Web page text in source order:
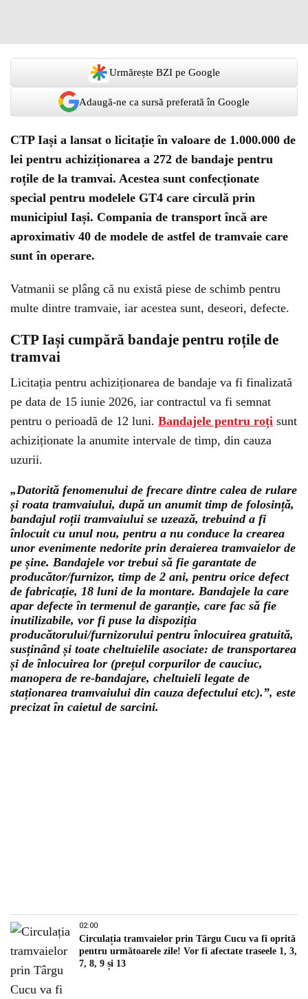
Urmărește BZI pe Google
Adaugă-ne ca sursă preferată în Google
CTP Iași a lansat o licitație în valoare de 1.000.000 de
lei pentru achiziționarea a 272 de bandaje pentru
roțile de la tramvai. Acestea sunt confecționate
special pentru modelele GT4 care circulă prin
municipiul Iași. Compania de transport încă are
aproximativ 40 de modele de astfel de tramvaie care
sunt în operare.
Vatmanii se plâng că nu există piese de schimb pentru
multe dintre tramvaie, iar acestea sunt, deseori, defecte.
CTP Iași cumpără bandaje pentru roțile de
tramvai
Licitația pentru achiziționarea de bandaje va fi finalizată
pe data de 15 iunie 2026, iar contractul va fi semnat
pentru o perioadă de 12 luni. Bandajele pentru roți sunt
achiziționate la anumite intervale de timp, din cauza
uzurii.
„Datorită fenomenului de frecare dintre calea de rulare
și roata tramvaiului, după un anumit timp de folosință,
bandajul roții tramvaiului se uzează, trebuind a fi
înlocuit cu unul nou, pentru a nu conduce la crearea
unor evenimente nedorite prin deraierea tramvaielor de
pe șine. Bandajele vor trebui să fie garantate de
producător/furnizor, timp de 2 ani, pentru orice defect
de fabricație, 18 luni de la montare. Bandajele la care
apar defecte în termenul de garanție, care fac să fie
inutilizabile, vor fi puse la dispoziția
producătorului/furnizorului pentru înlocuirea gratuită,
susținând și toate cheltuielile asociate: de transportarea
și de înlocuirea lor (prețul corpurilor de cauciuc,
manopera de re-bandajare, cheltuieli legate de
staționarea tramvaiului din cauza defectului etc).”, este
precizat în caietul de sarcini.
02:00
Circulația tramvaielor prin Târgu Cucu va fi oprită
pentru următoarele zile! Vor fi afectate traseele 1, 3,
7, 8, 9 și 13